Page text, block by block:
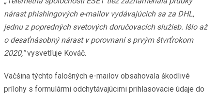
nárast phishingových e-mailov vydávajúcich sa za DHL,
jednu z popredných svetových doručovacích služieb. Išlo až
o desaťnásobný nárast v porovnaní s prvým štvrťrokom
2020,“vysvetľuje Kováč.
Väčšina týchto falošných e-mailov obsahovala škodlivé
prílohy s formulármi odchytávajúcimi prihlasovacie údaje do